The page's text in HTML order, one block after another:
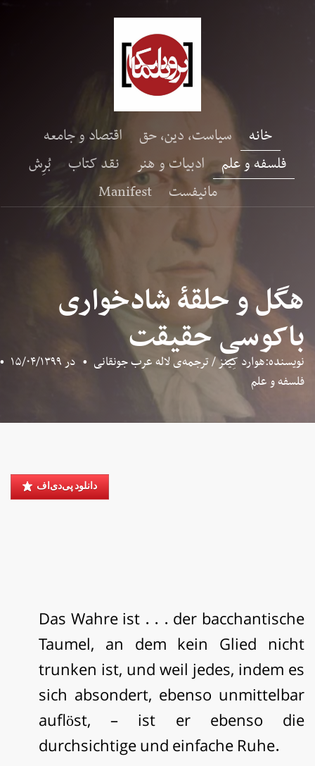
خانه سیاست، دین، حق
اقتصاد و جامعه
فلسفه و علم
ادبیات و هنر نقد کتاب
بُرِش
مانیفست
Manifest
هگل و حلقۀ شادخواری
باکوسیِ حقیقت
نویسنده:هوارد کِینز / ترجمه‌ی لاله عرب جونقانی • در۱۵/۰۴/۱۳۹۹ •
فلسفه و علم
دانلود پی‌دی‌اف
Das Wahre ist . . . der bacchantische
Taumel, an dem kein Glied nicht
trunken ist, und weil jedes, indem es
sich absondert, ebenso unmittelbar
auflöst, – ist er ebenso die
durchsichtige und einfache Ruhe.